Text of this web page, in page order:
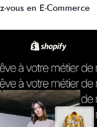
vous en E-Commerce